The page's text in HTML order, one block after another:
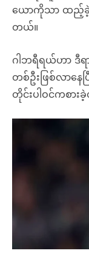
ယောကိုသာ ထည့်ခဲ့
တယ်။
ဂါဘရီရယ်ဟာ ဒီ
တစ်ဦးဖြစ်လာနေ
တိုင်းပါဝင်ကစား